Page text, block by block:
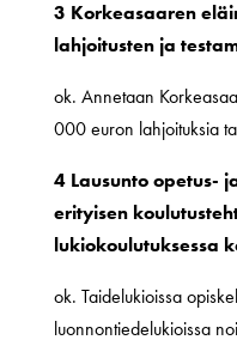
3 Korkeasaaren
lahjoitusten ja
ok. Annetaan
000 euron lahjoituksia
4 Lausunto opetus-
erityisen
lukiokoulutuksessa
ok. Taidelukioissa
luonnontiedelukioissa